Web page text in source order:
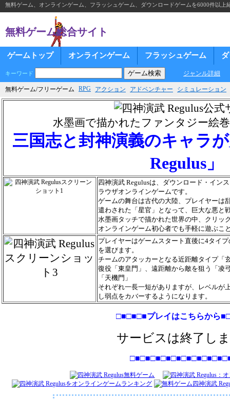
無料ゲーム、オンラインゲーム、フラッシュゲーム、ダウンロードゲームを6000件以上
無料ゲーム総合サイト
ゲームトップ オンラインゲーム フラッシュゲーム
キーワード ジャンル詳細
無料ゲーム/フリーゲーム RPG アクション アドベンチャー シミュレーション
水墨画で描かれたファンタジー絵
三国志と封神演義のキャラ
Regulus」
四神演武 Regulusは、ダウンロード・イン
ラウザオンラインゲームです。
ゲームの舞台は古代の大陸、プレイヤーは
遣わされた「星官」となって、巨大な悪と
水墨画タッチで描かれた世界の中、クリッ
オンラインゲーム初心者でも手軽に遊ぶこ
プレイヤーはゲームスタート直後に4タイ
を選びます。
チームのアタッカーとなる近距離タイプ「
復役「東皇門」、遠距離から敵を狙う「凌
「天機門」
それぞれ一長一短がありますが、レベルが
し弱点をカバーするようになります。
□■□■□■プレイはこちらから
サービスは終了し